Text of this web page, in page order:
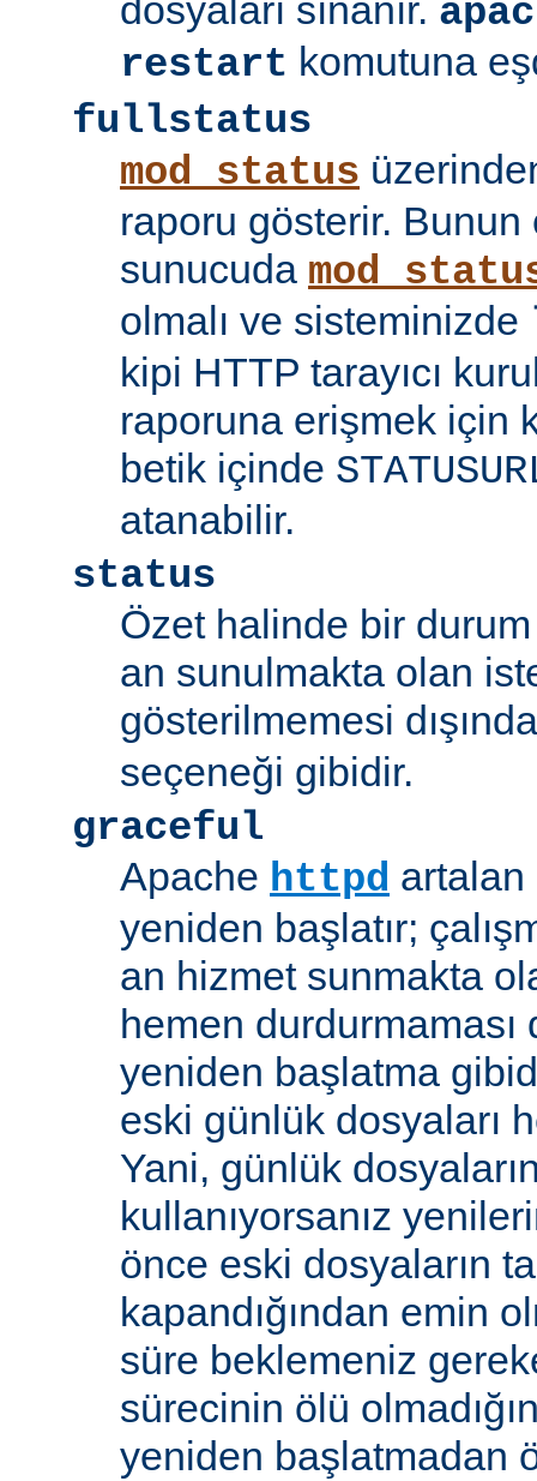
dosyaları sınanır.
restart komutuna
fullstatus
mod_status
raporu gösterir. Bunun
sunucuda
olmalı ve sisteminizde
kipi HTTP tarayıcı
raporuna erişmek için
betik içinde
atanabilir.
status
Özet halinde bir
an sunulmakta olan
gösterilmemesi
seçeneği gibidir.
graceful
Apache httpd
yeniden başlatır;
an hizmet sunmakta
hemen durdurmaması
yeniden başlatma
eski günlük dosyaları
Yani, günlük
kullanıyorsanız
önce eski dosyaların
kapandığından emin
süre beklemeniz
sürecinin ölü
yeniden başlatmadan